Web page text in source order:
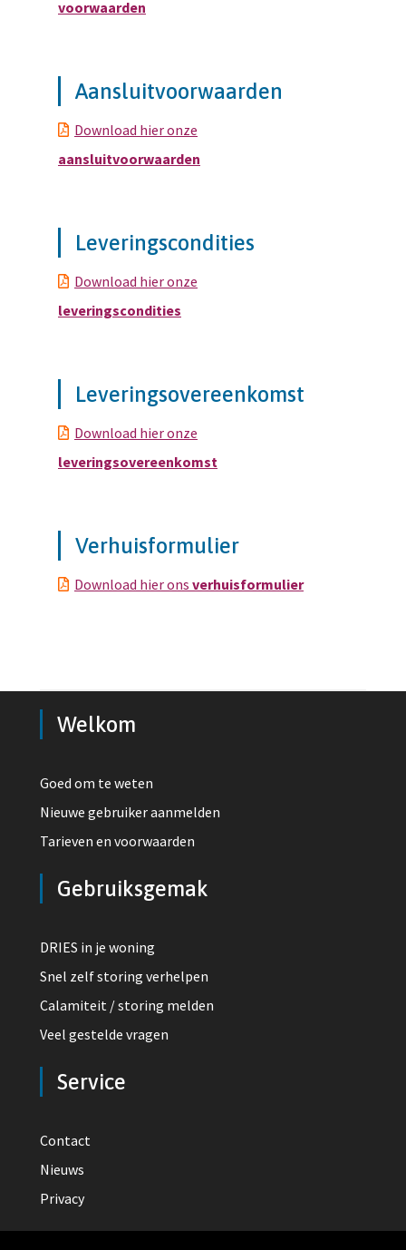
voorwaarden
Aansluitvoorwaarden
Download hier onze
aansluitvoorwaarden
Leveringscondities
Download hier onze
leveringscondities
Leveringsovereenkomst
Download hier onze
leveringsovereenkomst
Verhuisformulier
Download hier ons verhuisformulier
Welkom
Goed om te weten
Nieuwe gebruiker aanmelden
Tarieven en voorwaarden
Gebruiksgemak
DRIES in je woning
Snel zelf storing verhelpen
Calamiteit / storing melden
Veel gestelde vragen
Service
Contact
Nieuws
Privacy